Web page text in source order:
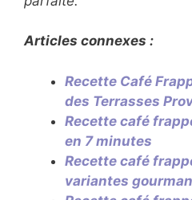
Ce voyage gustatif ne fait
parfaite.
Articles connexes :
Recette Café
des Terrasses
Recette café
réussie en 7